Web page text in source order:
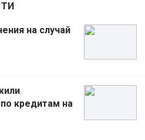
на случай
кредитам на